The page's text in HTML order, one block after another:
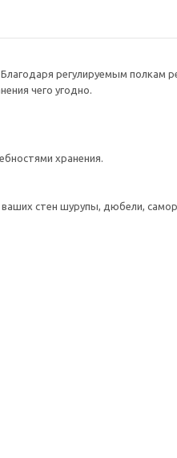
регулируемым полкам
чего угодно.
хранения.
стен шурупы, дюбели,